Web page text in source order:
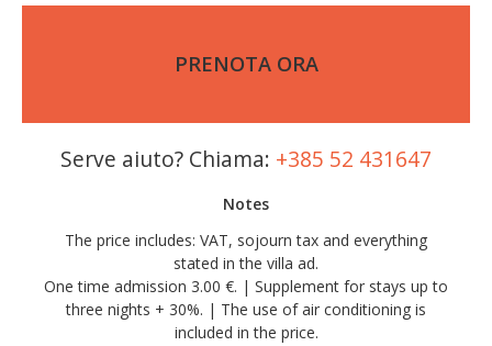
PRENOTA ORA
Serve aiuto? Chiama: +385 52 431647
Notes
The price includes: VAT, sojourn tax and everything
stated in the villa ad.
One time admission 3.00 €. | Supplement for stays up to
three nights + 30%. | The use of air conditioning is
included in the price.